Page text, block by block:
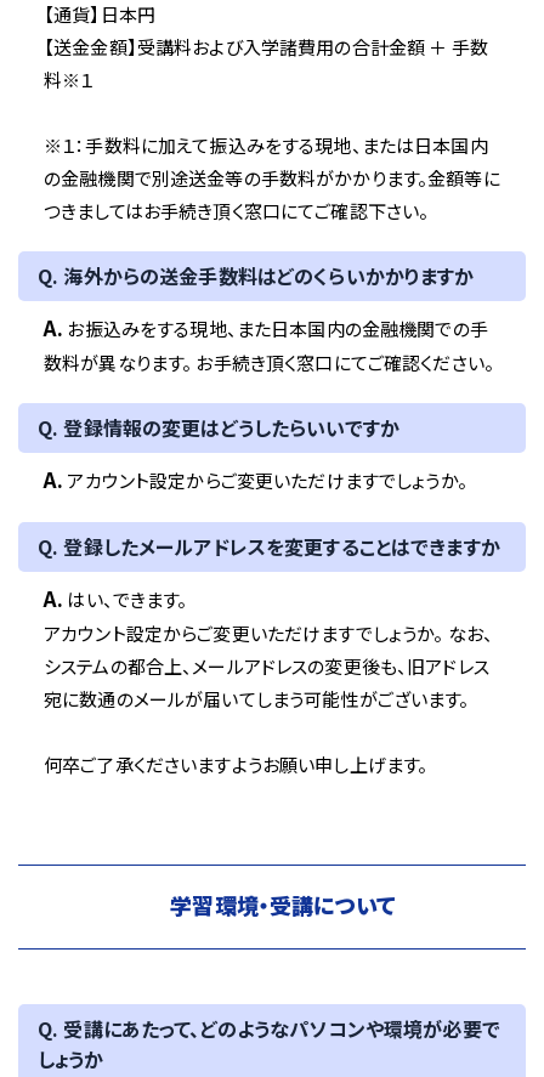
【通貨】日本円
【送金金額】受講料および入学諸費用の合計金額 ＋ 手数
料※１
※１：手数料に加えて振込みをする現地、または日本国内
の金融機関で別途送金等の手数料がかかります。金額等に
つきましてはお手続き頂く窓口にてご確認下さい。
Q. 海外からの送金手数料はどのくらいかかりますか
A. お振込みをする現地、また日本国内の金融機関での手
数料が異なります。 お手続き頂く窓口にてご確認ください。
Q. 登録情報の変更はどうしたらいいですか
A. アカウント設定からご変更いただけますでしょうか。
Q. 登録したメールアドレスを変更することはできますか
A. はい、できます。
アカウント設定からご変更いただけますでしょうか。 なお、
システムの都合上、メールアドレスの変更後も、旧アドレス
宛に数通のメールが届いてしまう可能性がございます。
何卒ご了承くださいますようお願い申し上げます。
学習環境・受講について
Q. 受講にあたって、どのようなパソコンや環境が必要で
しょうか